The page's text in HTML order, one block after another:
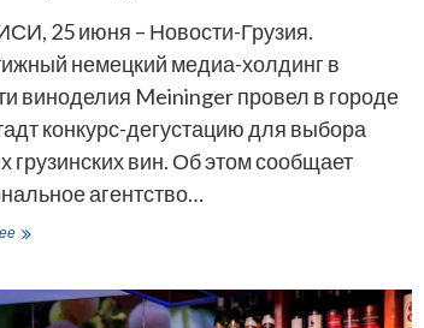
25 июня – Новости-Грузия.
немецкий медиа-холдинг в
виноделия Meininger провел в городе
конкурс-дегустацию для выбора
грузинских вин. Об этом сообщает
агентство…
В
конкурс-
дегустацию